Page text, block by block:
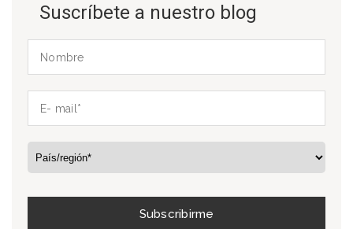
Suscríbete a nuestro blog